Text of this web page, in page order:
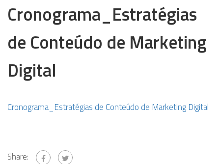
Cronograma_Estratégias
de Conteúdo de Marketing
Digital
Cronograma_Estratégias de Conteúdo de Marketing Digital
Share: